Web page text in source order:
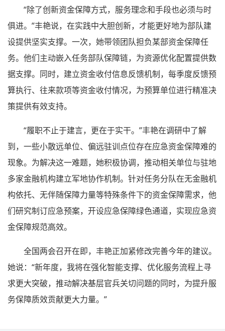
“除了创新资金保障方式，服务理念和手段也必须与时
俱进。”丰艳说，在实践中大胆创新，才能更好地为部队建
设提供坚实支撑。一次，她带领团队担负某部资金保障任
务。他们主动嵌入任务部队保障链，为资源优化配置提供数
据支撑。同时，建立资金收付信息反馈机制，每季度反馈预
算执行、往来款项等资金收付情况，为预算单位进行精准决
策提供有效支持。
“履职不止于建言，更在于实干。”丰艳在调研中了解
到，一些小散远单位、偏远驻训点位存在应急资金保障难的
现象。为解决这一难题，她积极协调，推动相关单位与驻地
多家金融机构建立军地协作机制。针对任务分队在无金融机
构依托、无伴随保障力量等特殊条件下的资金保障需求，他
们研究制订应急预案，开设应急保障绿色通道，实现应急资
金保障规范高效。
全国两会召开在即，丰艳正加紧修改完善今年的建议。
她说：“新年度，我将在强化智能支撑、优化服务流程上寻
求更大突破，推动解决基层官兵关切问题的同时，为提升服
务保障质效贡献更大力量。”